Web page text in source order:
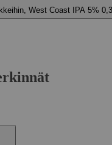
West Coast IPA 5%